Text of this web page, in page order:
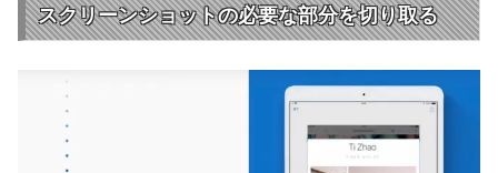
スクリーンショットの必要な部分を切り取る